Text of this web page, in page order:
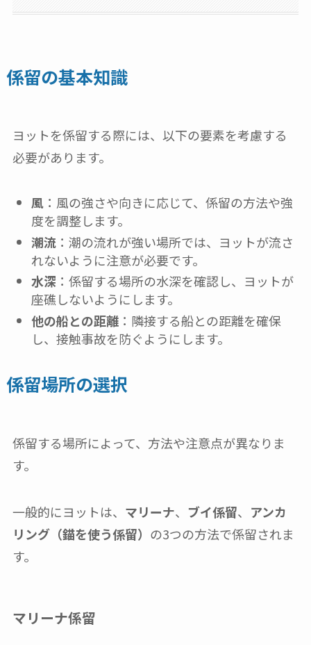
係留の基本知識
ヨットを係留する際には、以下の要素を考慮する
必要があります。
風：風の強さや向きに応じて、係留の方法や強
度を調整します。
潮流：潮の流れが強い場所では、ヨットが流さ
れないように注意が必要です。
水深 ：係留する場所の水深を確認し、ヨットが
座礁しないようにします。
他の船との距離：隣接する船との距離を確保
し、接触事故を防ぐようにします。
係留場所の選択
係留する場所によって、方法や注意点が異なりま
す。
一般的にヨットは、 マリーナ、 ブイ係留、 アンカ
リング（錨を使う係留） の3つの方法で係留されま
す。
マリーナ係留